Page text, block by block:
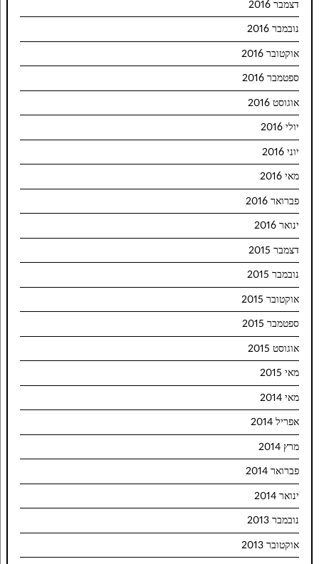
דצמבר 2016
נובמבר 2016
אוקטובר 2016
ספטמבר 2016
אוגוסט 2016
יולי 2016
יוני 2016
מאי 2016
פברואר 2016
ינואר 2016
דצמבר 2015
נובמבר 2015
אוקטובר 2015
ספטמבר 2015
אוגוסט 2015
מאי 2015
מאי 2014
אפריל 2014
מרץ 2014
פברואר 2014
ינואר 2014
נובמבר 2013
אוקטובר 2013